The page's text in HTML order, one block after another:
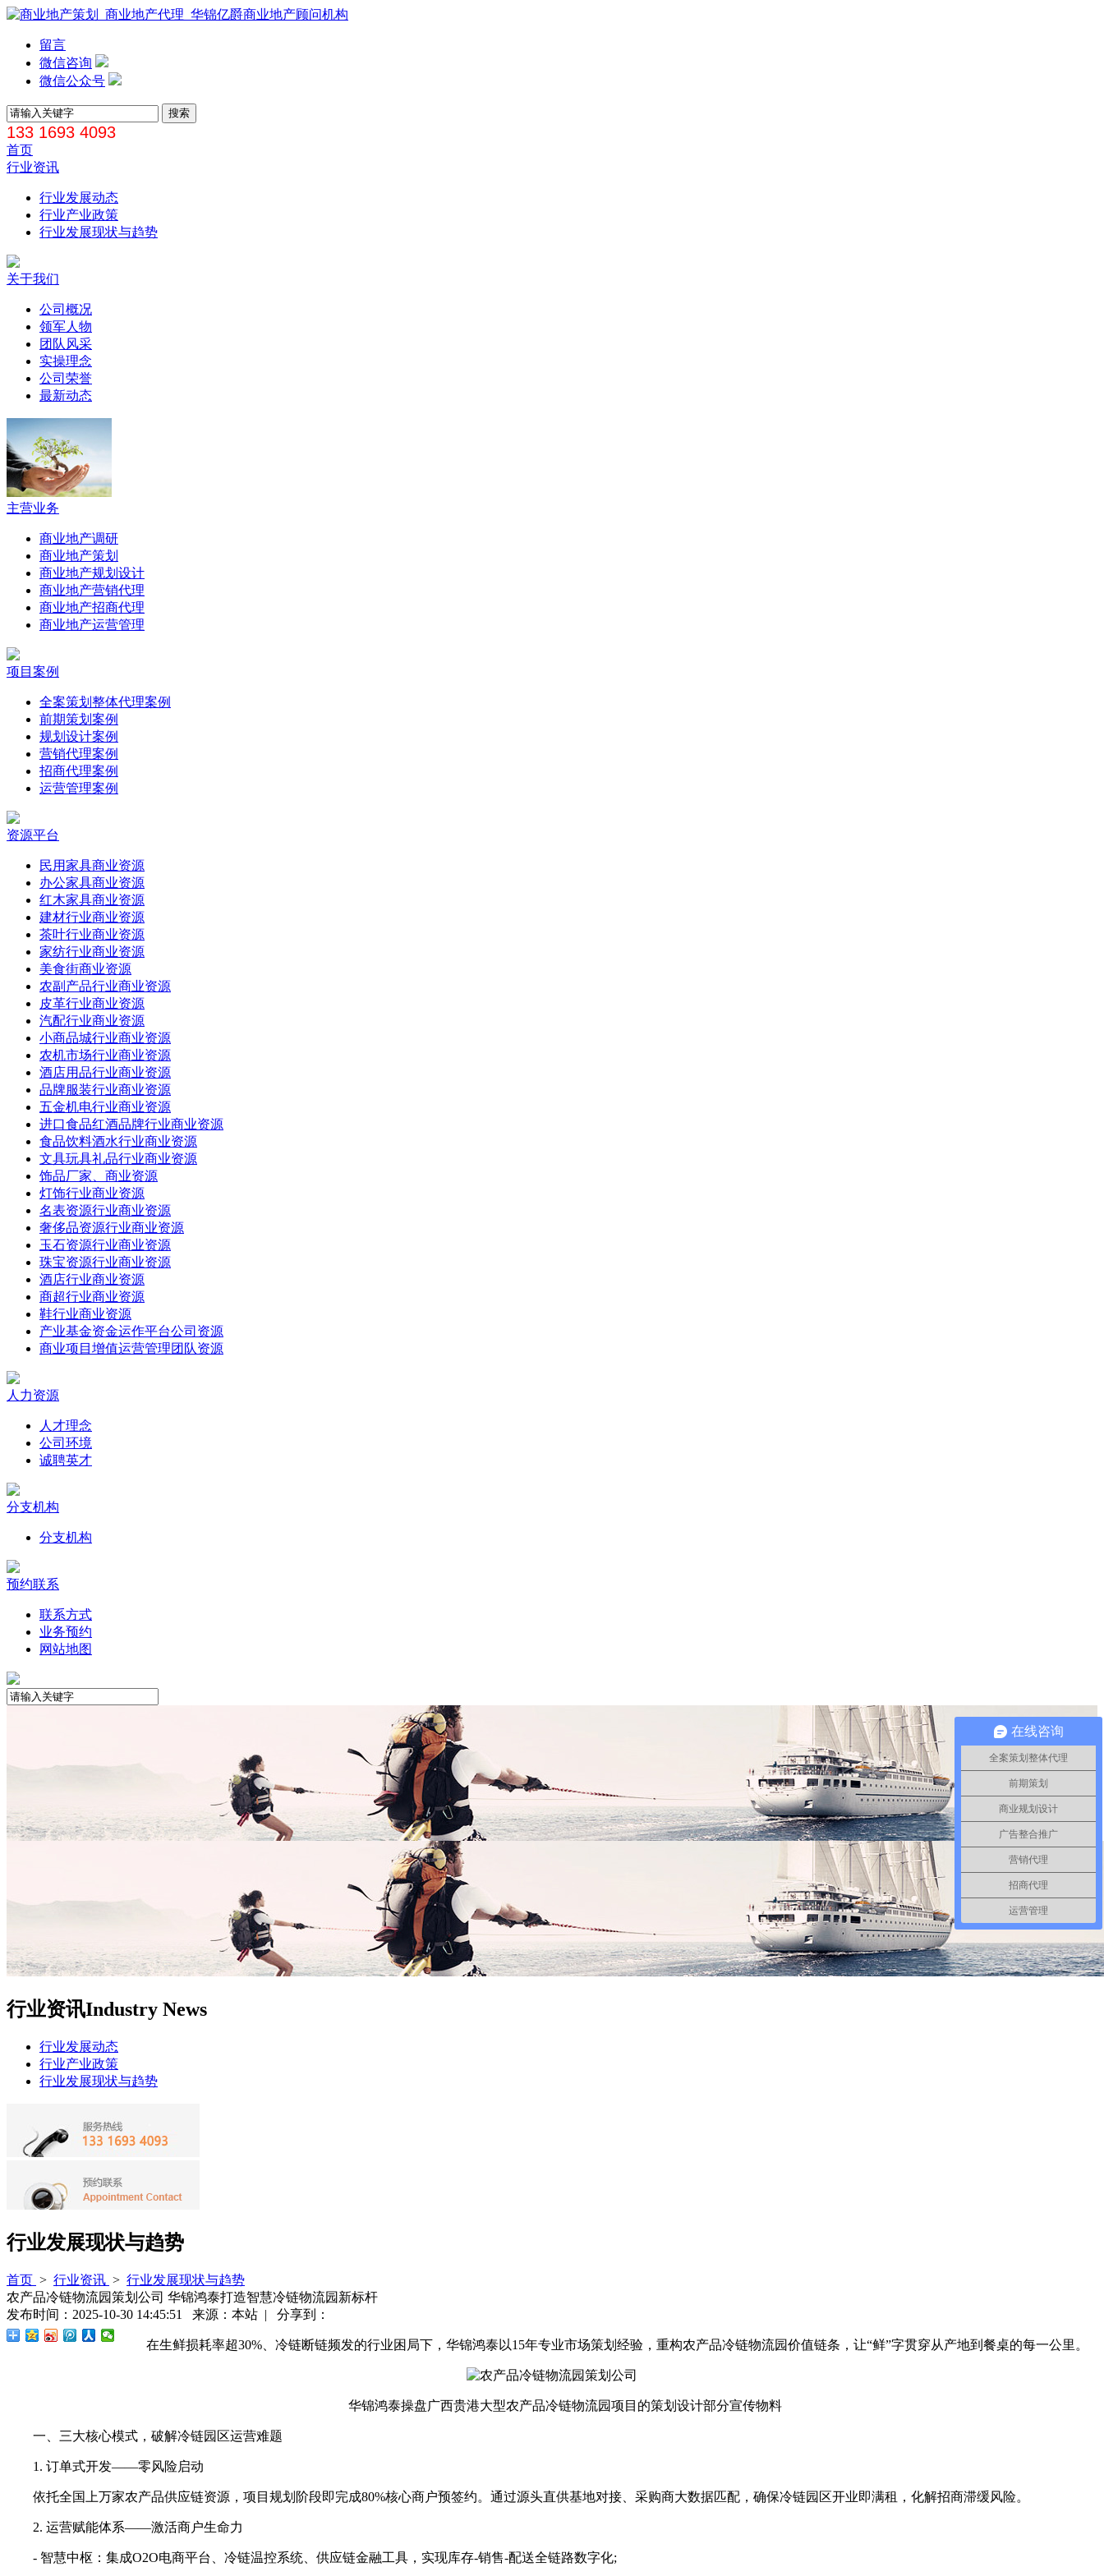
留言
微信咨询
微信公众号
133 1693 4093
首页
行业资讯
行业发展动态
行业产业政策
行业发展现状与趋势
关于我们
公司概况
领军人物
团队风采
实操理念
公司荣誉
最新动态
主营业务
商业地产调研
商业地产策划
商业地产规划设计
商业地产营销代理
商业地产招商代理
商业地产运营管理
项目案例
全案策划整体代理案例
前期策划案例
规划设计案例
营销代理案例
招商代理案例
运营管理案例
资源平台
民用家具商业资源
办公家具商业资源
红木家具商业资源
建材行业商业资源
茶叶行业商业资源
家纺行业商业资源
美食街商业资源
农副产品行业商业资源
皮革行业商业资源
汽配行业商业资源
小商品城行业商业资源
农机市场行业商业资源
酒店用品行业商业资源
品牌服装行业商业资源
五金机电行业商业资源
进口食品红酒品牌行业商业资源
食品饮料酒水行业商业资源
文具玩具礼品行业商业资源
饰品厂家、商业资源
灯饰行业商业资源
名表资源行业商业资源
奢侈品资源行业商业资源
玉石资源行业商业资源
珠宝资源行业商业资源
酒店行业商业资源
商超行业商业资源
鞋行业商业资源
产业基金资金运作平台公司资源
商业项目增值运营管理团队资源
人力资源
人才理念
公司环境
诚聘英才
分支机构
分支机构
预约联系
联系方式
业务预约
网站地图
行业资讯Industry News
行业发展动态
行业产业政策
行业发展现状与趋势
行业发展现状与趋势
首页 > 行业资讯 > 行业发展现状与趋势
农产品冷链物流园策划公司 华锦鸿泰打造智慧冷链物流园新标杆
发布时间：2025-10-30 14:45:51 来源：本站 | 分享到：
在生鲜损耗率超30%、冷链断链频发的行业困局下，华锦鸿泰以15年专业市场策划经验，重构农产品冷链物流园价值链条，让“鲜”字贯穿从产地到餐桌的每一公里。
华锦鸿泰操盘广西贵港大型农产品冷链物流园项目的策划设计部分宣传物料
一、三大核心模式，破解冷链园区运营难题
1. 订单式开发——零风险启动
依托全国上万家农产品供应链资源，项目规划阶段即完成80%核心商户预签约。通过源头直供基地对接、采购商大数据匹配，确保冷链园区开业即满租，化解招商滞缓风险。
2. 运营赋能体系——激活商户生命力
- 智慧中枢：集成O2O电商平台、冷链温控系统、供应链金融工具，实现库存-销售-配送全链路数字化;
在线咨询
全案策划整体代理
前期策划
商业规划设计
广告整合推广
营销代理
招商代理
运营管理